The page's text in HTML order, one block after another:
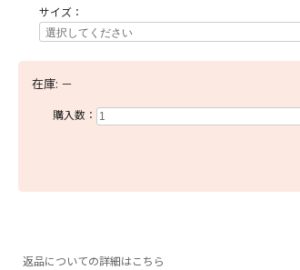
サイズ：
在庫: －
購入数：
返品についての詳細はこちら